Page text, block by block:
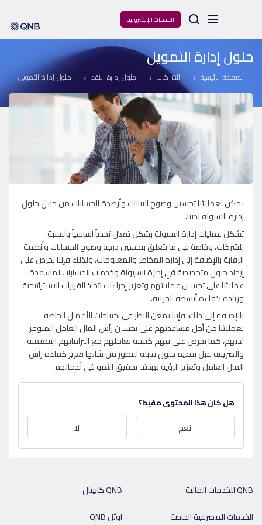
الخدمات الإلكترونية Arama
حلول إدارة التمويل
الصفحة الرئيسية الشركات حلول إدارة النقد حلول إدارة التمويل
يمكن لعملائنا تحسين وضوح البيانات وأرصدة الحسابات من خلال حلول
إدارة السيولة لدينا.
تشكل عمليات إدارة السيولة بشكل فعال تحدياً أساسياً بالنسبة
للشركات، وخاصة في ما يتعلق بتحسين درجة وضوح الحسابات وأنظمة
الرقابة بالإضافة إلى إدارة المخاطر والمعلومات. ولذلك فإننا نحرص على
إيجاد حلول متخصصة في إدارة السيولة وخدمات الحسابات لمساعدة
عملائنا على تحسين عملياتهم وتعزيز إجراءات اتخاذ القرارات الاستراتيجية
وزيادة كفاءة أنشطة الخزينة.
بالإضافة إلى ذلك، فإننا نمعن النظر في احتياجات الأعمال الخاصة
بعملائنا من أجل مساعدتهم على تحسين رأس المال العامل المتوفر
لديهم، كما نحرص على فهم كيفية تعاملهم مع التزاماتهم التنظيمية
والضريبية قبل تقديم حلول قابلة للتطور من شأنها تعزيز كفاءة رأس
المال العامل وتعزيز الرؤية بهدف تحقيق النمو في أعمالهم.
هل كان هذا المحتوى مفيدا؟
نعم لا
QNB كابيتال
QNB للخدمات المالية
اوئل QNB
الخدمات المصرفية الخاصة